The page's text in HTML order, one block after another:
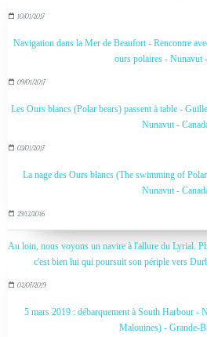
10/01/2017
Navigation dans la Mer de Beaufort - Rencontre
ours polaires - Nunavut
09/01/2017
Les Ours blancs (Polar bears) passent à table -
Nunavut -
03/01/2017
La nage des Ours blancs (The swimming of
Nunavut -
29/12/2016
Au loin, nous voyons un navire à l'allure du Lyrial.
c'est bien lui qui poursuit son périple vers
02/07/2019
5 mars 2019 : débarquement à South Harbour -
Malouines) - Grande-